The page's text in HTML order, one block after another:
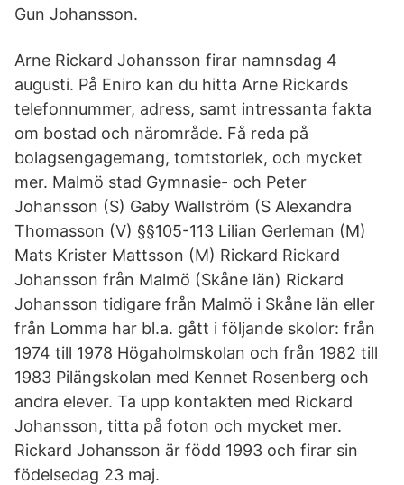
Gun Johansson.
Arne Rickard Johansson firar namnsdag 4
augusti. På Eniro kan du hitta Arne Rickards
telefonnummer, adress, samt intressanta fakta
om bostad och närområde. Få reda på
bolagsengagemang, tomtstorlek, och mycket
mer. Malmö stad Gymnasie- och Peter
Johansson (S) Gaby Wallström (S Alexandra
Thomasson (V) §§105-113 Lilian Gerleman (M)
Mats Krister Mattsson (M) Rickard Rickard
Johansson från Malmö (Skåne län) Rickard
Johansson tidigare från Malmö i Skåne län eller
från Lomma har bl.a. gått i följande skolor: från
1974 till 1978 Högaholmskolan och från 1982 till
1983 Pilängskolan med Kennet Rosenberg och
andra elever. Ta upp kontakten med Rickard
Johansson, titta på foton och mycket mer.
Rickard Johansson är född 1993 och firar sin
födelsedag 23 maj.